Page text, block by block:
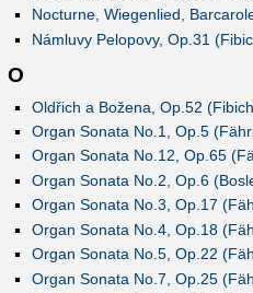
Nocturne, Wiegenlied,
Námluvy Pelopovy, Op.31
O
Oldřich a Božena, Op.52
Organ Sonata No.1, Op.5
Organ Sonata No.12, Op.65
Organ Sonata No.2, Op.6
Organ Sonata No.3, Op.17
Organ Sonata No.4, Op.18
Organ Sonata No.5, Op.22
Organ Sonata No.7, Op.25